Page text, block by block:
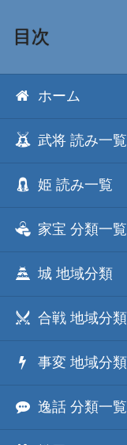
目次
ホーム
武将 読み一覧
姫 読み一覧
家宝 分類一覧
城 地域分類
合戦 地域分類
事変 地域分類
逸話 分類一覧